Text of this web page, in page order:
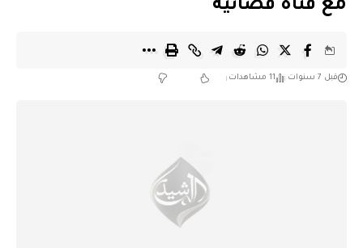
مع قناة فضائية
قبل 7 سنوات 11 مشاهدات